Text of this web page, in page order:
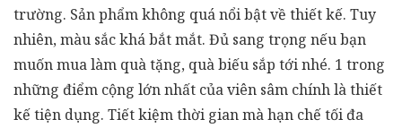
trường. Sản phẩm không quá nổi bật về thiết kế. Tuy
nhiên, màu sắc khá bắt mắt. Đủ sang trọng nếu bạn
muốn mua làm quà tặng, quà biếu sắp tới nhé. 1 trong
những điểm cộng lớn nhất của viên sâm chính là thiết
kế tiện dụng. Tiết kiệm thời gian mà hạn chế tối đa